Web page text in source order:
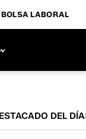
BOLSA LABORAL
DEL DÍA